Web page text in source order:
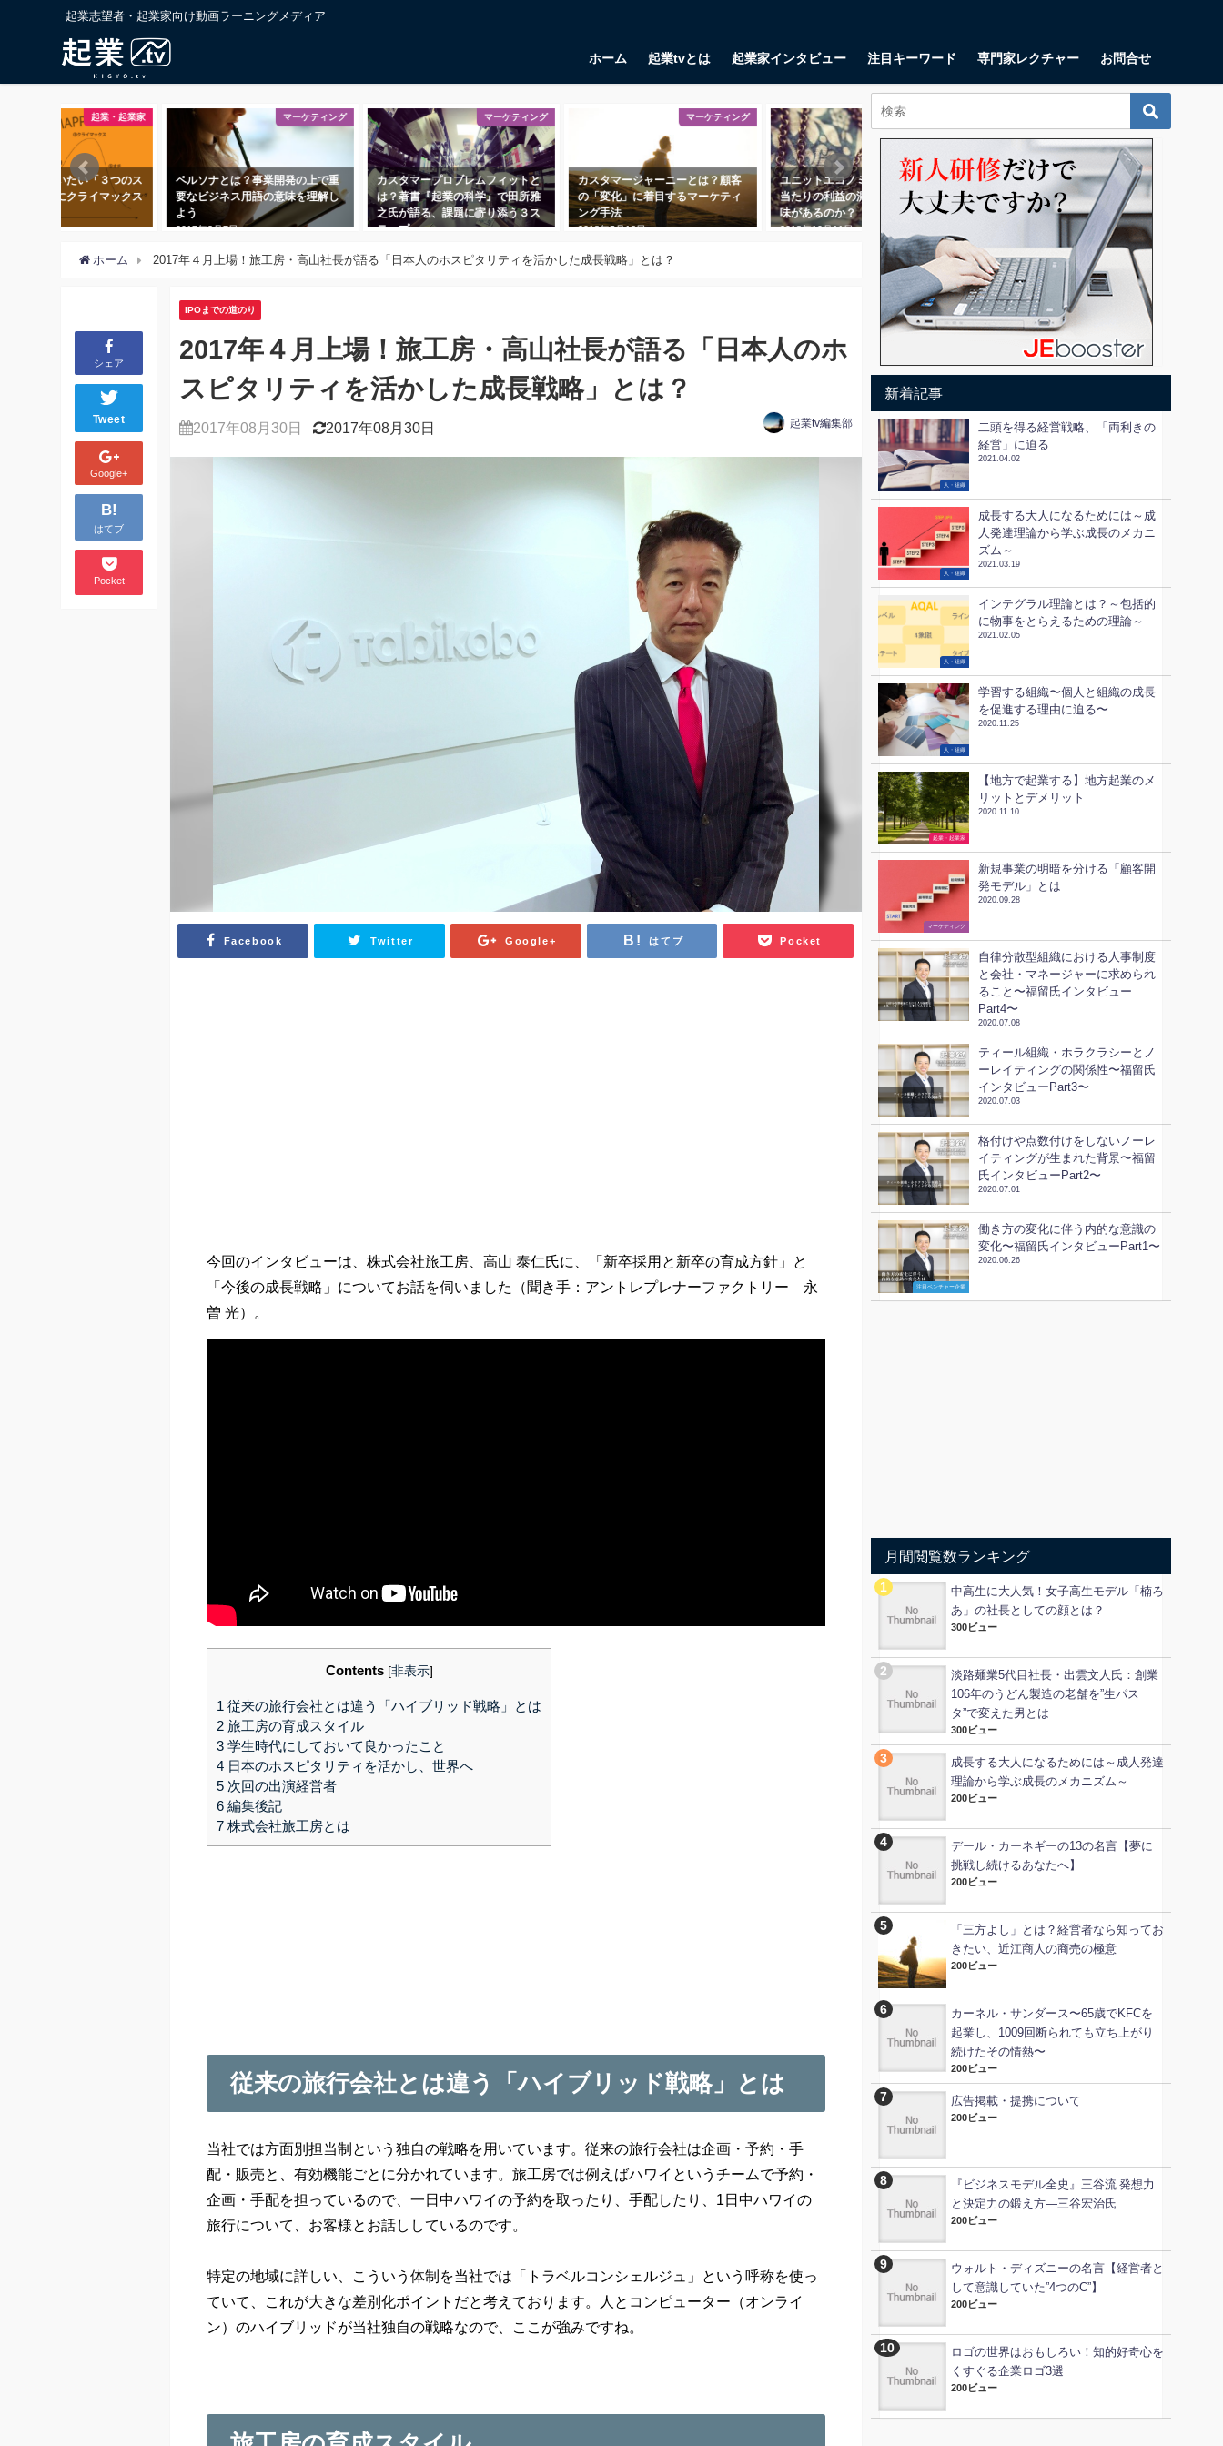
起業志望者・起業家向け動画ラーニングメディア
ホーム 起業tvとは 起業家インタビュー 注目キーワード 専門家レクチャー お問合せ
起業・起業家
ンで使いたい「３つのス
、UXにクライマックス
マーケティング
ペルソナとは？事業開発の上で重
要なビジネス用語の意味を理解し
よう
2017年3月7日
マーケティング
カスタマープロブレムフィットと
は？著書『起業の科学』で田所雅
之氏が語る、課題に寄り添う３ス
テップ
マーケティング
カスタマージャーニーとは？顧客
の「変化」に着目するマーケティ
ング手法
2018年5月18日
起業・起業家
ユニットエコノミクスとは？ 顧客
当たりの利益の測定に一体何の意
味があるのか？
2018年10月11日
リーンキャンバスとは？ スタート
アップが思い描くべき9つの項目
2018年1月17日
ホーム 2017年４月上場！旅工房・高山社長が語る「日本人のホスピタリティを活かした成長戦略」とは？
シェア
Tweet
Google+
B!
はてブ
Pocket
IPOまでの道のり
2017年４月上場！旅工房・高山社長が語る「日本人のホ
スピタリティを活かした成長戦略」とは？
2017年08月30日 2017年08月30日 起業tv編集部
Facebook Twitter Google+ はてブ Pocket
今回のインタビューは、株式会社旅工房、高山 泰仁氏に、「新卒採用と新卒の育成方針」と
「今後の成長戦略」についてお話を伺いました（聞き手：アントレプレナーファクトリー 永
曽 光）。
Contents [非表示]
1 従来の旅行会社とは違う「ハイブリッド戦略」とは
2 旅工房の育成スタイル
3 学生時代にしておいて良かったこと
4 日本のホスピタリティを活かし、世界へ
5 次回の出演経営者
6 編集後記
7 株式会社旅工房とは
従来の旅行会社とは違う「ハイブリッド戦略」とは
当社では方面別担当制という独自の戦略を用いています。従来の旅行会社は企画・予約・手
配・販売と、有効機能ごとに分かれています。旅工房では例えばハワイというチームで予約・
企画・手配を担っているので、一日中ハワイの予約を取ったり、手配したり、1日中ハワイの
旅行について、お客様とお話ししているのです。
特定の地域に詳しい、こういう体制を当社では「トラベルコンシェルジュ」という呼称を使っ
ていて、これが大きな差別化ポイントだと考えております。人とコンピューター（オンライ
ン）のハイブリッドが当社独自の戦略なので、ここが強みですね。
新着記事
人・組織
二頭を得る経営戦略、「両利きの
経営」に迫る
2021.04.02
人・組織
成長する大人になるためには～成
人発達理論から学ぶ成長のメカニ
ズム～
2021.03.19
人・組織
インテグラル理論とは？～包括的
に物事をとらえるための理論～
2021.02.05
人・組織
学習する組織〜個人と組織の成長
を促進する理由に迫る〜
2020.11.25
起業・起業家
【地方で起業する】地方起業のメ
リットとデメリット
2020.11.10
ビジネススキル
マーケティング
新規事業の明暗を分ける「顧客開
発モデル」とは
2020.09.28
自律分散型組織における人事制度
と会社・マネージャーに求められ
ること〜福留氏インタビュー
Part4〜
2020.07.08
ティール組織・ホラクラシーとノ
ーレイティングの関係性〜福留氏
インタビューPart3〜
2020.07.03
格付けや点数付けをしないノーレ
イティングが生まれた背景〜福留
氏インタビューPart2〜
2020.07.01
注目ベンチャー企業
働き方の変化に伴う内的な意識の
変化〜福留氏インタビューPart1〜
2020.06.26
月間閲覧数ランキング
中高生に大人気！女子高生モデル「楠ろ
あ」の社長としての顔とは？
300ビュー
淡路麺業5代目社長・出雲文人氏：創業
106年のうどん製造の老舗を”生パス
タ”で変えた男とは
300ビュー
成長する大人になるためには～成人発達
理論から学ぶ成長のメカニズム～
200ビュー
デール・カーネギーの13の名言【夢に
挑戦し続けるあなたへ】
200ビュー
「三方よし」とは？経営者なら知ってお
きたい、近江商人の商売の極意
200ビュー
カーネル・サンダース〜65歳でKFCを
起業し、1009回断られても立ち上がり
続けたその情熱〜
200ビュー
広告掲載・提携について
200ビュー
『ビジネスモデル全史』三谷流 発想力
と決定力の鍛え方―三谷宏治氏
200ビュー
ウォルト・ディズニーの名言【経営者と
して意識していた”4つのC”】
200ビュー
ロゴの世界はおもしろい！知的好奇心を
くすぐる企業ロゴ3選
200ビュー